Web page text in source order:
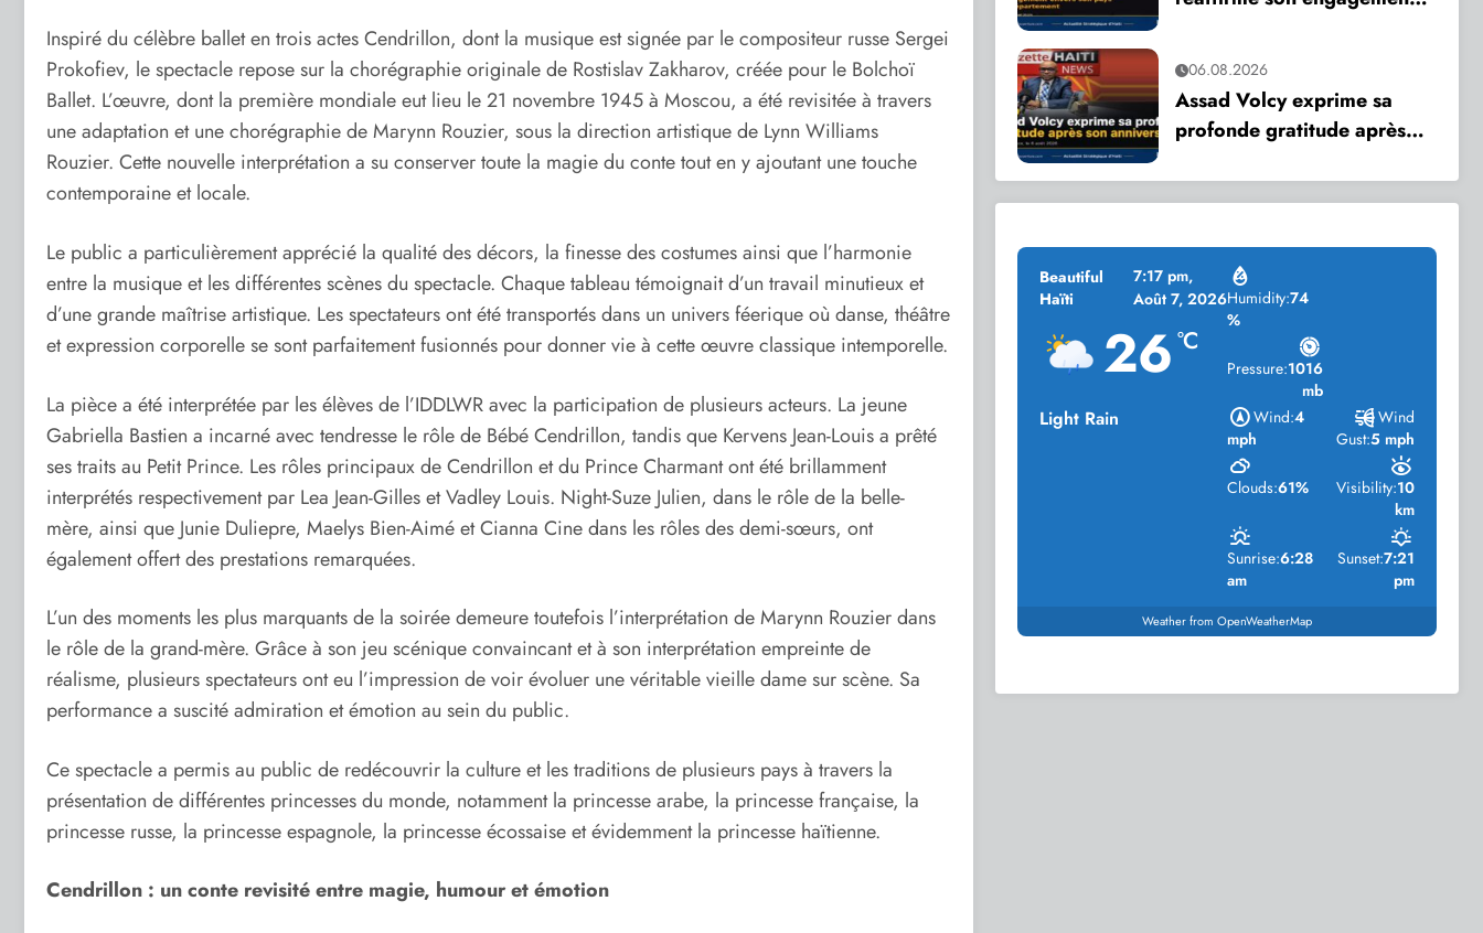
Inspiré du célèbre ballet en trois actes Cendrillon, dont la musique est signée par le compositeur russe Sergei
Prokofiev, le spectacle repose sur la chorégraphie originale de Rostislav Zakharov, créée pour le Bolchoï
Ballet. L’œuvre, dont la première mondiale eut lieu le 21 novembre 1945 à Moscou, a été revisitée à travers
une adaptation et une chorégraphie de Marynn Rouzier, sous la direction artistique de Lynn Williams
Rouzier. Cette nouvelle interprétation a su conserver toute la magie du conte tout en y ajoutant une touche
contemporaine et locale.
Le public a particulièrement apprécié la qualité des décors, la finesse des costumes ainsi que l’harmonie
entre la musique et les différentes scènes du spectacle. Chaque tableau témoignait d’un travail minutieux et
d’une grande maîtrise artistique. Les spectateurs ont été transportés dans un univers féerique où danse, théâtre
et expression corporelle se sont parfaitement fusionnés pour donner vie à cette œuvre classique intemporelle.
La pièce a été interprétée par les élèves de l’IDDLWR avec la participation de plusieurs acteurs. La jeune
Gabriella Bastien a incarné avec tendresse le rôle de Bébé Cendrillon, tandis que Kervens Jean-Louis a prêté
ses traits au Petit Prince. Les rôles principaux de Cendrillon et du Prince Charmant ont été brillamment
interprétés respectivement par Lea Jean-Gilles et Vadley Louis. Night-Suze Julien, dans le rôle de la belle-
mère, ainsi que Junie Duliepre, Maelys Bien-Aimé et Cianna Cine dans les rôles des demi-sœurs, ont
également offert des prestations remarquées.
L’un des moments les plus marquants de la soirée demeure toutefois l’interprétation de Marynn Rouzier dans
le rôle de la grand-mère. Grâce à son jeu scénique convaincant et à son interprétation empreinte de
réalisme, plusieurs spectateurs ont eu l’impression de voir évoluer une véritable vieille dame sur scène. Sa
performance a suscité admiration et émotion au sein du public.
Ce spectacle a permis au public de redécouvrir la culture et les traditions de plusieurs pays à travers la
présentation de différentes princesses du monde, notamment la princesse arabe, la princesse française, la
princesse russe, la princesse espagnole, la princesse écossaise et évidemment la princesse haïtienne.
Cendrillon : un conte revisité entre magie, humour et émotion
département
06.08.2026
Assad Volcy exprime sa
profonde gratitude après
Beautiful
Haïti
7:17 pm,
Août 7, 2026
26 °C
Light Rain
Humidity:74
%
Pressure:1016
mb
Wind:4
mph
Wind
Gust:5 mph
Clouds:61% Visibility:10
km
Sunrise:6:28
am
Sunset:7:21
pm
Weather from OpenWeatherMap